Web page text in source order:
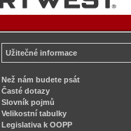
Užitečné informace
Než nám budete psát
Časté dotazy
Slovník pojmů
Velikostní tabulky
Legislativa k OOPP